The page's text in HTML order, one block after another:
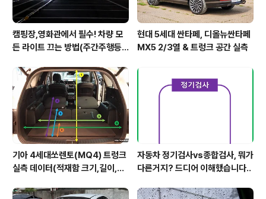
캠핑장,영화관에서 필수! 차량 모
든 라이트 끄는 방법(주간주행등D
현대 5세대 싼타페, 디올뉴싼타페
MX5 2/3열 & 트렁크 공간 실측
기아 4세대쏘렌토(MQ4) 트렁크
실측 데이터(적재함 크기,길이,높
자동차 정기검사vs종합검사, 뭐가
다른거지? 드디어 이해했습니다..